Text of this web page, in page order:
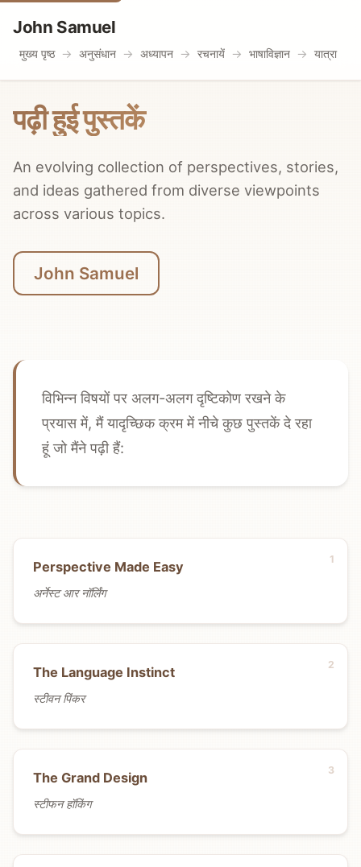
John Samuel
मुख्य पृष्ठ अनुसंधान अध्यापन रचनायें भाषाविज्ञान यात्रा
पढ़ी हुई पुस्तकें
An evolving collection of perspectives, stories,
and ideas gathered from diverse viewpoints
across various topics.
John Samuel
विभिन्न विषयों पर अलग-अलग दृष्टिकोण रखने के
प्रयास में, मैं यादृच्छिक क्रम में नीचे कुछ पुस्तकें दे रहा
हूं जो मैंने पढ़ी हैं:
Perspective Made Easy
अर्नेस्ट आर नॉर्लिंग
The Language Instinct
स्टीवन पिंकर
The Grand Design
स्टीफन हॉकिंग